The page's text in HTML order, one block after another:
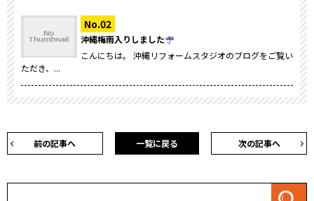
沖縄梅雨入りしました
こんにちは。 沖縄リフォームスタジオのブログをご覧い
ただき、...
前の記事へ 次の記事へ
一覧に戻る